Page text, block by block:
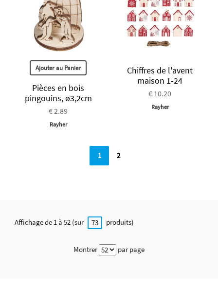
Ajouter au Panier
Pièces en bois
pingouins, ø3,2cm
€ 2.89
Rayher
Chiffres de l'avent
maison 1-24
€ 10.20
Rayher
1 2
Affichage de 1 à 52 (sur 73 produits)
Montrer par page